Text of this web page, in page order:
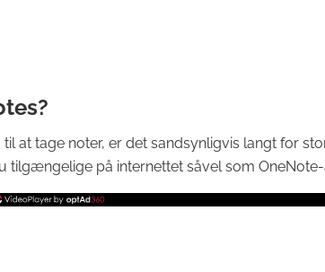
til at tage noter, er det sandsynligvis langt
tilgængelige på internettet såvel som OneNote-